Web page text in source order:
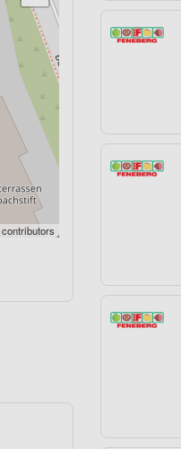
contributors